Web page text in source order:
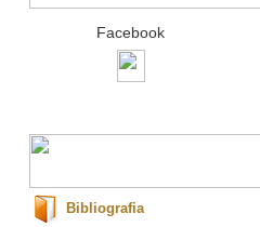
Facebook
Bibliografia